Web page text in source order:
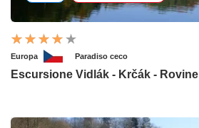
Europa Paradiso ceco
Escursione Vidlák - Krčák - Rovine